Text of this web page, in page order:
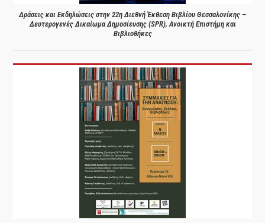
Δράσεις και Εκδηλώσεις στην 22η Διεθνή Έκθεση Βιβλίου Θεσσαλονίκης –
Δευτερογενές Δικαίωμα Δημοσίευσης (SPR), Ανοικτή Επιστήμη και
Βιβλιοθήκες